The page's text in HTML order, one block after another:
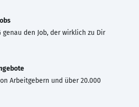
genau den Job, der wirklich zu Dir
Arbeitgebern und über 20.000